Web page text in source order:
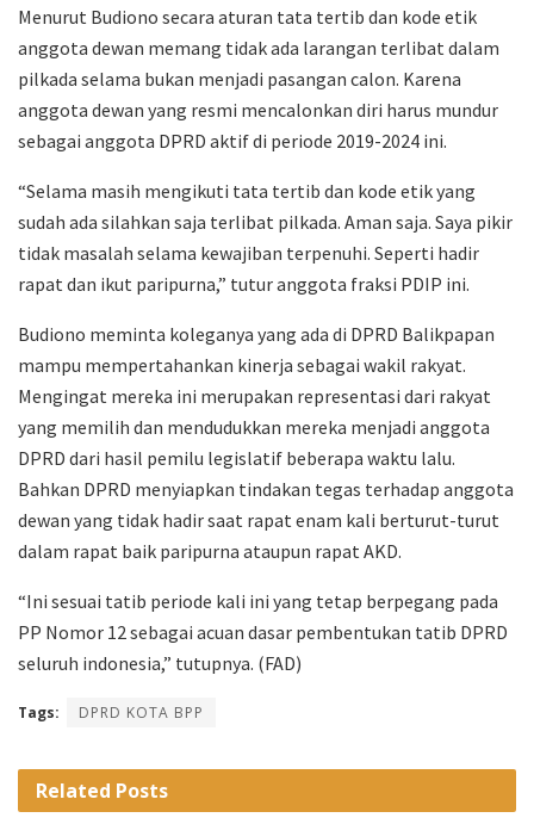
Menurut Budiono secara aturan tata tertib dan kode etik
anggota dewan memang tidak ada larangan terlibat dalam
pilkada selama bukan menjadi pasangan calon. Karena
anggota dewan yang resmi mencalonkan diri harus mundur
sebagai anggota DPRD aktif di periode 2019-2024 ini.
“Selama masih mengikuti tata tertib dan kode etik yang
sudah ada silahkan saja terlibat pilkada. Aman saja. Saya pikir
tidak masalah selama kewajiban terpenuhi. Seperti hadir
rapat dan ikut paripurna,” tutur anggota fraksi PDIP ini.
Budiono meminta koleganya yang ada di DPRD Balikpapan
mampu mempertahankan kinerja sebagai wakil rakyat.
Mengingat mereka ini merupakan representasi dari rakyat
yang memilih dan mendudukkan mereka menjadi anggota
DPRD dari hasil pemilu legislatif beberapa waktu lalu.
Bahkan DPRD menyiapkan tindakan tegas terhadap anggota
dewan yang tidak hadir saat rapat enam kali berturut-turut
dalam rapat baik paripurna ataupun rapat AKD.
“Ini sesuai tatib periode kali ini yang tetap berpegang pada
PP Nomor 12 sebagai acuan dasar pembentukan tatib DPRD
seluruh indonesia,” tutupnya. (FAD)
Tags: DPRD KOTA BPP
Related Posts